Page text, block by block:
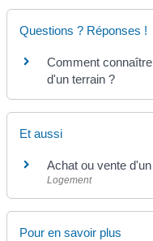
Questions ? Réponses !
Comment
d'un terrain ?
Et aussi
Achat ou vente
Logement
Pour en savoir plus